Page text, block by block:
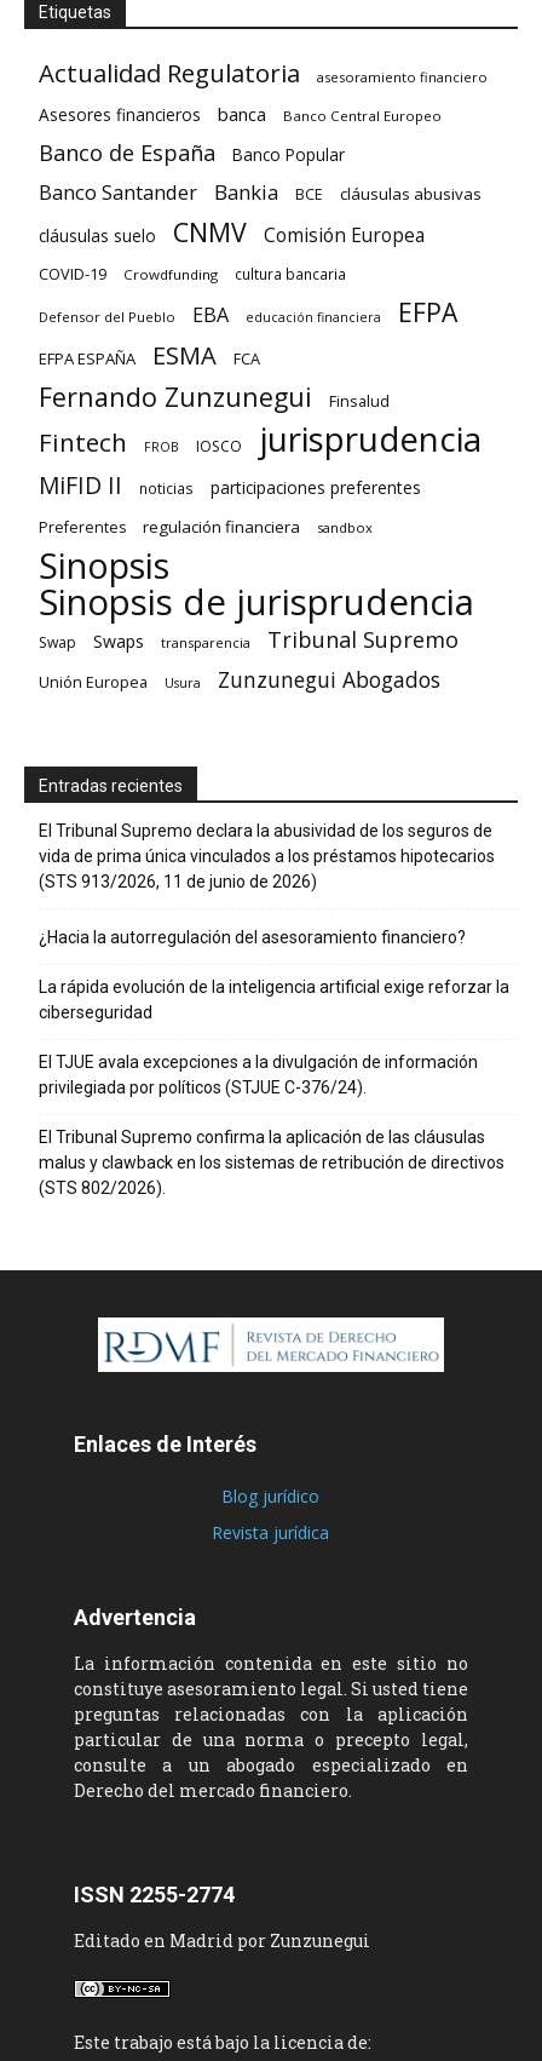
Etiquetas
Actualidad Regulatoria asesoramiento financiero
Asesores financieros banca Banco Central Europeo
Banco de España Banco Popular
Banco Santander Bankia BCE cláusulas abusivas
cláusulas suelo CNMV Comisión Europea
COVID-19 Crowdfunding cultura bancaria
Defensor del Pueblo EBA educación financiera EFPA
EFPA ESPAÑA ESMA FCA
Fernando Zunzunegui Finsalud
Fintech FROB IOSCO jurisprudencia
MiFID II noticias participaciones preferentes
Preferentes regulación financiera sandbox
Sinopsis
Sinopsis de jurisprudencia
Swap Swaps transparencia Tribunal Supremo
Unión Europea Usura Zunzunegui Abogados
Entradas recientes
El Tribunal Supremo declara la abusividad de los seguros de
vida de prima única vinculados a los préstamos hipotecarios
(STS 913/2026, 11 de junio de 2026)
¿Hacia la autorregulación del asesoramiento financiero?
La rápida evolución de la inteligencia artificial exige reforzar la
ciberseguridad
El TJUE avala excepciones a la divulgación de información
privilegiada por políticos (STJUE C-376/24).
El Tribunal Supremo confirma la aplicación de las cláusulas
malus y clawback en los sistemas de retribución de directivos
(STS 802/2026).
Enlaces de Interés
Blog jurídico
Revista jurídica
Advertencia
La información contenida en este sitio no
constituye asesoramiento legal. Si usted tiene
preguntas relacionadas con la aplicación
particular de una norma o precepto legal,
consulte a un abogado especializado en
Derecho del mercado financiero.
ISSN 2255-2774
Editado en Madrid por Zunzunegui
Este trabajo está bajo la licencia de: